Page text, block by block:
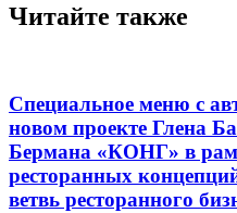
Читайте также
Специальное меню с
новом проекте Глена
Бермана «КОНГ» в
ресторанных
ветвь ресторанного